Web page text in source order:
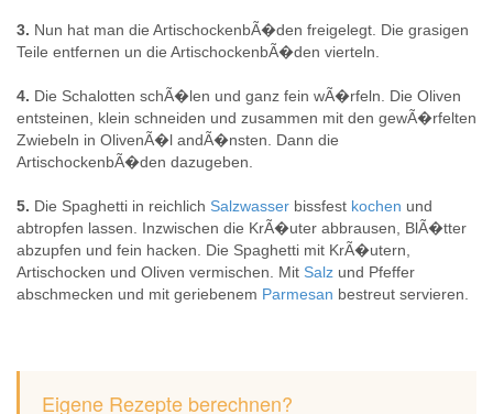
3. Nun hat man die ArtischockenbÃ�den freigelegt. Die grasigen
Teile entfernen un die ArtischockenbÃ�den vierteln.
4. Die Schalotten schÃ�len und ganz fein wÃ�rfeln. Die Oliven
entsteinen, klein schneiden und zusammen mit den gewÃ�rfelten
Zwiebeln in OlivenÃ�l andÃ�nsten. Dann die
ArtischockenbÃ�den dazugeben.
5. Die Spaghetti in reichlich Salzwasser bissfest kochen und
abtropfen lassen. Inzwischen die KrÃ�uter abbrausen, BlÃ�tter
abzupfen und fein hacken. Die Spaghetti mit KrÃ�utern,
Artischocken und Oliven vermischen. Mit Salz und Pfeffer
abschmecken und mit geriebenem Parmesan bestreut servieren.
Eigene Rezepte berechnen?